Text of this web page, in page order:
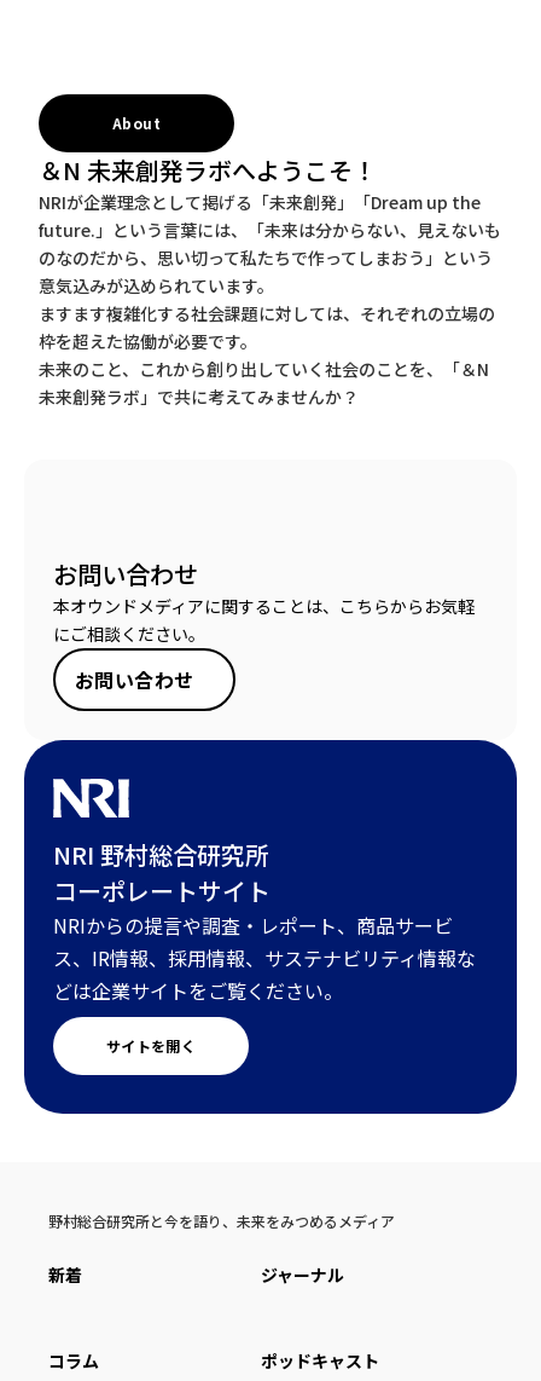
About
＆N 未来創発ラボへようこそ！
NRIが企業理念として掲げる「未来創発」「Dream up the
future.」という言葉には、「未来は分からない、見えないも
のなのだから、思い切って私たちで作ってしまおう」という
意気込みが込められています。
ますます複雑化する社会課題に対しては、それぞれの立場の
枠を超えた協働が必要です。
未来のこと、これから創り出していく社会のことを、「＆N
未来創発ラボ」で共に考えてみませんか？
お問い合わせ
本オウンドメディアに関することは、こちらからお気軽
にご相談ください。
お問い合わせ
NRI 野村総合研究所
コーポレートサイト
NRIからの提言や調査・レポート、商品サービ
ス、IR情報、採用情報、サステナビリティ情報な
どは企業サイトをご覧ください。
サイトを開く
野村総合研究所と今を語り、未来をみつめるメディア
新着 ジャーナル
コラム ポッドキャスト